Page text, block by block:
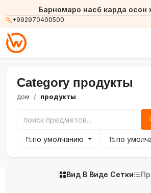
+992970400500
Барномаро насб карда осон
Category продукты
дом продукты
по умолчанию по
Вид В Виде Сетки